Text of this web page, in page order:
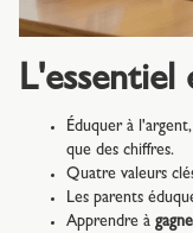
L'essentiel
Éduquer à
que des chiffres.
Quatre valeurs
Les parents
Apprendre à